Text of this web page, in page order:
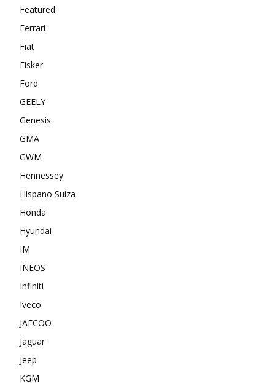
Featured
Ferrari
Fiat
Fisker
Ford
GEELY
Genesis
GMA
GWM
Hennessey
Hispano Suiza
Honda
Hyundai
IM
INEOS
Infiniti
Iveco
JAECOO
Jaguar
Jeep
KGM